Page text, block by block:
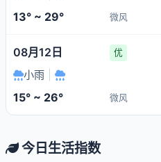
13° ~ 29° 微风
08月12日 优
小雨
15° ~ 26° 微风
今日生活指数